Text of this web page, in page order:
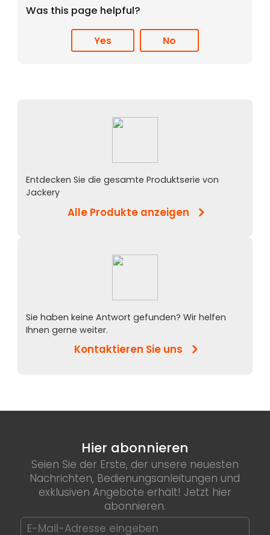
Was this page helpful?
Yes No
Entdecken Sie die gesamte Produktserie von
Jackery
Alle Produkte anzeigen
Sie haben keine Antwort gefunden? Wir helfen
Ihnen gerne weiter.
Kontaktieren Sie uns
Hier abonnieren
Seien Sie der Erste, der unsere neuesten
Nachrichten, Bedienungsanleitungen und
exklusiven Angebote erhält! Jetzt hier
abonnieren.